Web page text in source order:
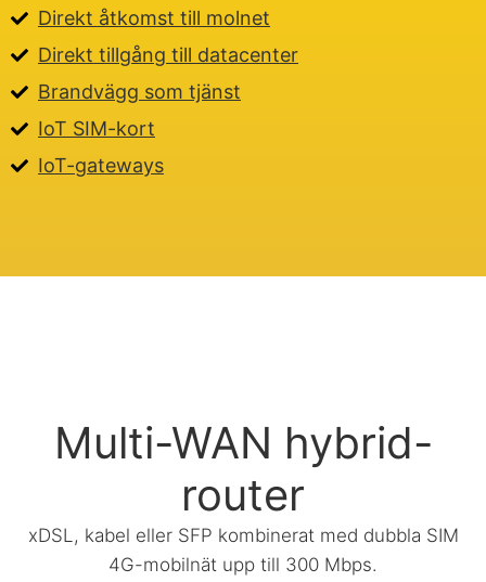
Direkt åtkomst till molnet
Direkt tillgång till datacenter
Brandvägg som tjänst
IoT SIM-kort
IoT-gateways
Multi-WAN hybrid-
router
xDSL, kabel eller SFP kombinerat med dubbla SIM
4G-mobilnät upp till 300 Mbps.